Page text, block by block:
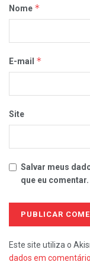
Nome *
E-mail *
Site
Salvar meus
que eu comentar.
Este site utiliza o
dados em